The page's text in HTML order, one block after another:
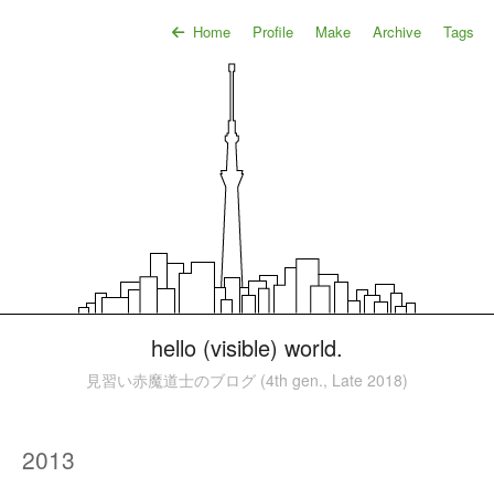
Home Profile Make Archive Tags
hello (visible) world.
見習い赤魔道士のブログ (4th gen., Late 2018)
2013